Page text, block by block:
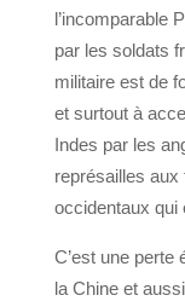
l’incomparable
par les soldats
militaire est de
et surtout à
Indes par les
représailles aux
occidentaux qui
C’est une perte
la Chine et